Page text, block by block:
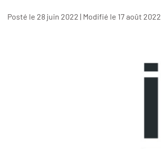
Posté le 28 juin 2022 | Modifié le 17 août 2022